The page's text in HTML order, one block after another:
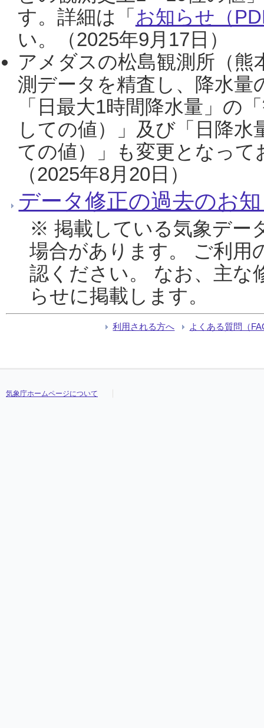
す。詳細は「 お知らせ（
い。（2025年9月17日）
アメダスの松島観測所（熊
測データを精査し、降水
「日最大1時間降水量」の
しての値）」及び「日降
ての値）」も変更となっ
（2025年8月20日）
データ修正の過去のお
※ 掲載している気象デー
場合があります。 ご利用
認ください。 なお、主な
らせに掲載します。
利用される方へ よくある質問（
気象庁ホームページについて